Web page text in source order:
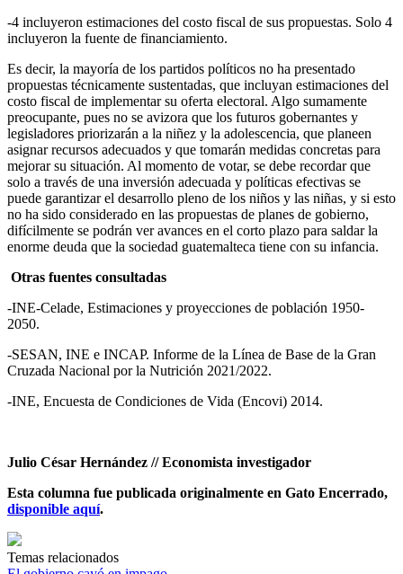
-4 incluyeron estimaciones del costo fiscal de sus propuestas. Solo 4
incluyeron la fuente de financiamiento.
Es decir, la mayoría de los partidos políticos no ha presentado
propuestas técnicamente sustentadas, que incluyan estimaciones del
costo fiscal de implementar su oferta electoral. Algo sumamente
preocupante, pues no se avizora que los futuros gobernantes y
legisladores priorizarán a la niñez y la adolescencia, que planeen
asignar recursos adecuados y que tomarán medidas concretas para
mejorar su situación. Al momento de votar, se debe recordar que
solo a través de una inversión adecuada y políticas efectivas se
puede garantizar el desarrollo pleno de los niños y las niñas, y si esto
no ha sido considerado en las propuestas de planes de gobierno,
difícilmente se podrán ver avances en el corto plazo para saldar la
enorme deuda que la sociedad guatemalteca tiene con su infancia.
Otras fuentes consultadas
-INE-Celade, Estimaciones y proyecciones de población 1950-
2050.
-SESAN, INE e INCAP. Informe de la Línea de Base de la Gran
Cruzada Nacional por la Nutrición 2021/2022.
-INE, Encuesta de Condiciones de Vida (Encovi) 2014.
Julio César Hernández // Economista investigador
Esta columna fue publicada originalmente en Gato Encerrado,
disponible aquí.
Temas relacionados